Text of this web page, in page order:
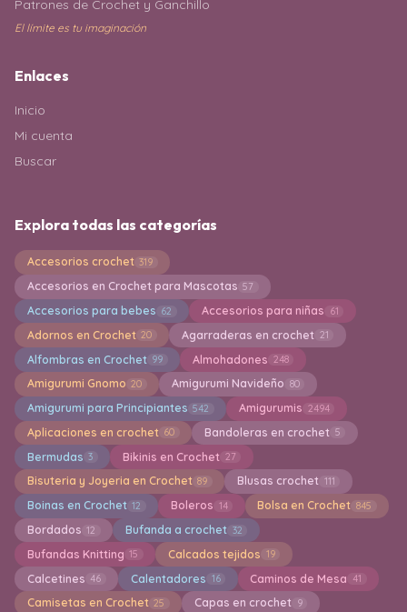
Patrones de Crochet y Ganchillo
El límite es tu imaginación
Enlaces
Inicio
Mi cuenta
Buscar
Explora todas las categorías
Accesorios crochet 319
Accesorios en Crochet para Mascotas 57
Accesorios para bebes 62 Accesorios para niñas 61
Adornos en Crochet 20 Agarraderas en crochet 21
Alfombras en Crochet 99 Almohadones 248
Amigurumi Gnomo 20 Amigurumi Navideño 80
Amigurumi para Principiantes 542 Amigurumis 2494
Aplicaciones en crochet 60 Bandoleras en crochet 5
Bermudas 3 Bikinis en Crochet 27
Bisuteria y Joyeria en Crochet 89 Blusas crochet 111
Boinas en Crochet 12 Boleros 14 Bolsa en Crochet 845
Bordados 12 Bufanda a crochet 32
Bufandas Knitting 15 Calcados tejidos 19
Calcetines 46 Calentadores 16 Caminos de Mesa 41
Camisetas en Crochet 25 Capas en crochet 9